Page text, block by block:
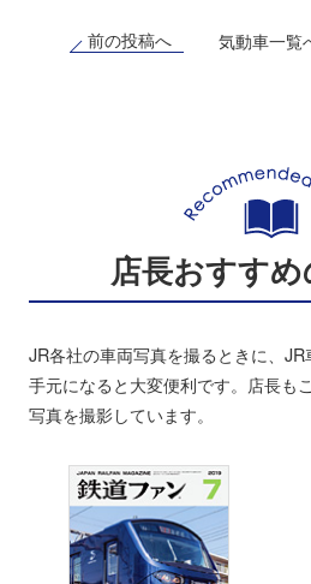
前の投稿へ 気動車一覧
店長おすす
JR各社の車両写真を撮るときに、
手元になると大変便利です。店長も
写真を撮影しています。